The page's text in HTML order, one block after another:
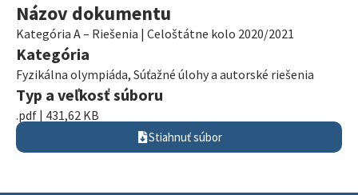
Názov dokumentu
Kategória A – Riešenia | Celoštátne kolo 2020/2021
Kategória
Fyzikálna olympiáda, Súťažné úlohy a autorské riešenia
Typ a veľkosť súboru
.pdf | 431,62 KB
Stiahnuť súbor